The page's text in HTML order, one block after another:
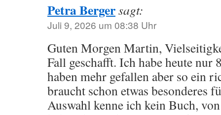
Petra Bergersagt:
Juli 9, 2026 um 08:38 Uhr
Guten Morgen Martin,
Fall geschafft. Ich habe heute nur
haben mehr gefallen aber so ein
braucht schon etwas besonderes
Auswahl kenne ich kein Buch,